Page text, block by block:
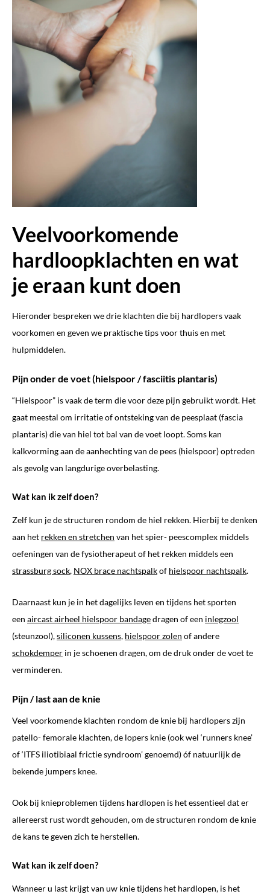
Veelvoorkomende
hardloopklachten en wat
je eraan kunt doen
Hieronder bespreken we drie klachten die bij hardlopers vaak
voorkomen en geven we praktische tips voor thuis en met
hulpmiddelen.
Pijn onder de voet (hielspoor / fasciitis plantaris)
“Hielspoor” is vaak de term die voor deze pijn gebruikt wordt. Het
gaat meestal om irritatie of ontsteking van de peesplaat (fascia
plantaris) die van hiel tot bal van de voet loopt. Soms kan
kalkvorming aan de aanhechting van de pees (hielspoor) optreden
als gevolg van langdurige overbelasting.
Wat kan ik zelf doen?
Zelf kun je de structuren rondom de hiel rekken. Hierbij te denken
aan het rekken en stretchen van het spier- peescomplex middels
oefeningen van de fysiotherapeut of het rekken middels een
strassburg sock, NOX brace nachtspalkof hielspoor nachtspalk.
Daarnaast kun je in het dagelijks leven en tijdens het sporten
een aircast airheel hielspoor bandagedragen of een inlegzool
(steunzool),siliconen kussens, hielspoor zolen of andere
schokdemper in je schoenen dragen, om de druk onder de voet te
verminderen.
Pijn / last aan de knie
Veel voorkomende klachten rondom de knie bij hardlopers zijn
patello- femorale klachten, de lopers knie (ook wel ‘runners knee’
of ‘ITFS iliotibiaal frictie syndroom’ genoemd) óf natuurlijk de
bekende jumpers knee.
Ook bij knieproblemen tijdens hardlopen is het essentieel dat er
allereerst rust wordt gehouden, om de structuren rondom de knie
de kans te geven zich te herstellen.
Wat kan ik zelf doen?
Wanneer u last krijgt van uw knie tijdens het hardlopen, is het